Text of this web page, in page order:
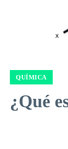
QUÍMICA
¿Qué